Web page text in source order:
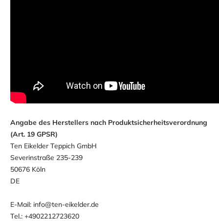
Angabe des Herstellers nach Produktsicherheitsverordnung
(Art. 19 GPSR)
Ten Eikelder Teppich GmbH
Severinstraße 235-239
50676 Köln
DE
E-Mail: info@ten-eikelder.de
Tel.: +4902212723620